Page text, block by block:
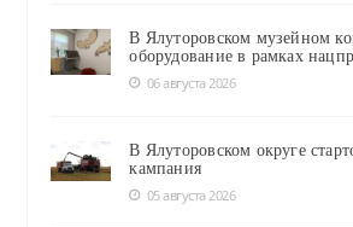
В Ялуторовском музейном
оборудование в рамках
06 августа 2026
В Ялуторовском округе
кампания
05 августа 2026